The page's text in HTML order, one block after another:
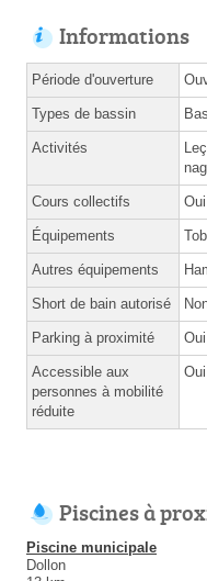
Informations
Période d'ouverture
Types de bassin
Activités
Cours collectifs Oui
Équipements
Autres équipements
Short de bain autorisé
Parking à proximité Oui
Accessible aux
personnes à mobilité
réduite
Oui
Piscines à
Piscine municipale
Dollon